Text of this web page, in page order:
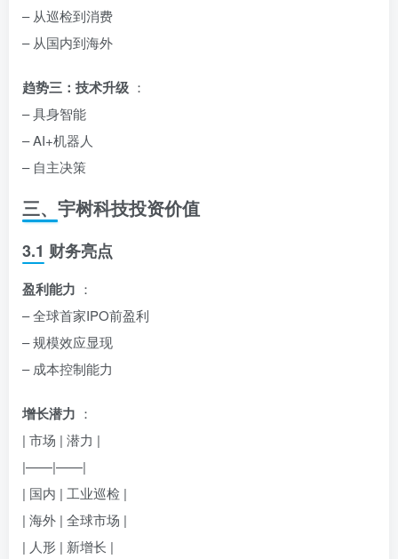
– 从巡检到消费
– 从国内到海外
趋势三：技术升级 ：
– 具身智能
– AI+机器人
– 自主决策
三、宇树科技投资价值
3.1 财务亮点
盈利能力 ：
– 全球首家IPO前盈利
– 规模效应显现
– 成本控制能力
增长潜力 ：
| 市场 | 潜力 |
|——|——|
| 国内 | 工业巡检 |
| 海外 | 全球市场 |
| 人形 | 新增长 |